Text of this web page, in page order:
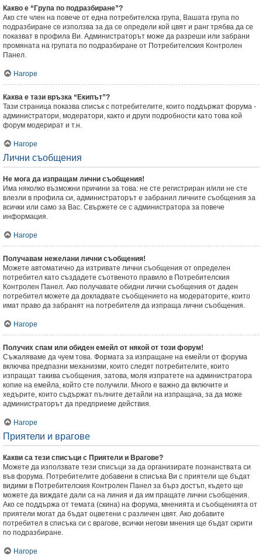
Какво е “Група по подразбиране”?
Ако сте член на повече от една потребителска група, Вашата група по
подразбиране се използва за да се определи кой цвят и ранг трябва да се
показват в профила Ви. Администраторът може да разреши или забрани
промяната на групата по подразбиране от Потребителския Контролен
Панел.
Нагоре
Каква е тази връзка “Екипът”?
Тази страница показва списък с потребителите, които поддържат форума -
администратори, модератори, както и други подробности като това кой
форум модерират и т.н.
Нагоре
Лични съобщения
Не мога да изпращам лични съобщения!
Има няколко възможни причини за това: не сте регистриран и/или не сте
влезли в профила си, администраторът е забранил личните съобщения за
всички или само за Вас. Свържете се с администратора за повече
информация.
Нагоре
Получавам нежелани лични съобщения!
Можете автоматично да изтривате лични съобщения от определен
потребител като създадете съотвеното правило в Потребителския
Контролен Панел. Ако получавате обидни лични съобщения от даден
потребител можете да докладвате съобщението на модераторите, които
имат право да забранят на потребителя да изпраща лични съобщения.
Нагоре
Получих спам или обиден емейл от някой от този форум!
Съжаляваме да чуем това. Формата за изпращане на емейли от форума
включва предпазни механизми, които следят потребителите, които
изпращат такива съобщения, затова, моля изпратете на администратора
копие на емейла, който сте получили. Много е важно да включите и
хедърите, които съдържат пълните детайли на изпращача, за да може
администраторът да предприеме действия.
Нагоре
Приятели и врагове
Какви са тези списъци с Приятели и Врагове?
Можете да използвате тези списъци за да организирате познанствата си
във форума. Потребителите добавени в списъка Ви с приятели ще бъдат
видими в Потребителския Контролен Панел за бърз достъп, където ще
можете да виждате дали са на линия и да им пращате лични съобщения.
Ако се поддържа от темата (скина) на форума, мненията и съобщенията от
приятели могат да бъдат оцветени с различен цвят. Ако добавите
потребител в списъка си с врагове, всички негови мнения ще бъдат скрити
по подразбиране.
Нагоре